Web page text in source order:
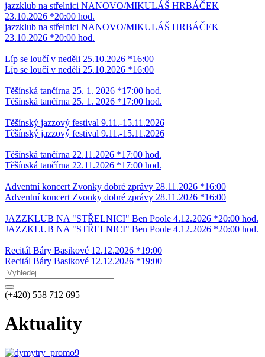
jazzklub na střelnici NANOVO/MIKULÁŠ HRBÁČEK
23.10.2026 *20:00 hod.
jazzklub na střelnici NANOVO/MIKULÁŠ HRBÁČEK
23.10.2026 *20:00 hod.
Líp se loučí v neděli 25.10.2026 *16:00
Líp se loučí v neděli 25.10.2026 *16:00
Těšínská tančírna 25. 1. 2026 *17:00 hod.
Těšínská tančírna 25. 1. 2026 *17:00 hod.
Těšínský jazzový festival 9.11.-15.11.2026
Těšínský jazzový festival 9.11.-15.11.2026
Těšínská tančírna 22.11.2026 *17:00 hod.
Těšínská tančírna 22.11.2026 *17:00 hod.
Adventní koncert Zvonky dobré zprávy 28.11.2026 *16:00
Adventní koncert Zvonky dobré zprávy 28.11.2026 *16:00
JAZZKLUB NA "STŘELNICI" Ben Poole 4.12.2026 *20:00 hod.
JAZZKLUB NA "STŘELNICI" Ben Poole 4.12.2026 *20:00 hod.
Recitál Báry Basikové 12.12.2026 *19:00
Recitál Báry Basikové 12.12.2026 *19:00
(+420) 558 712 695
Aktuality